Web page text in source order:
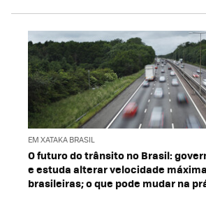
EM XATAKA BRASIL
O futuro do trânsito no Brasil:
e estuda alterar velocidade
brasileiras; o que pode mudar na